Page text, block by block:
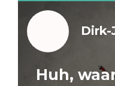
Dirk-
Huh,